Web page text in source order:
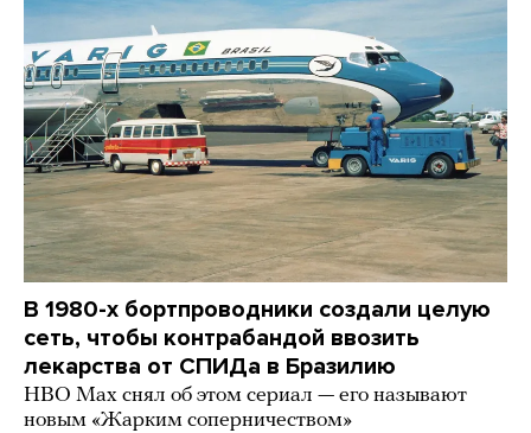
В 1980-х бортпроводники создали целую
сеть, чтобы контрабандой ввозить
лекарства от СПИДа в Бразилию
HBO Max снял об этом сериал — его называют
новым «Жарким соперничеством»